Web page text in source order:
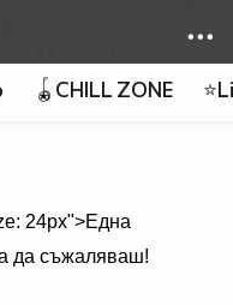
🪀CHILL ZONE
24px">Една
да съжаляваш!